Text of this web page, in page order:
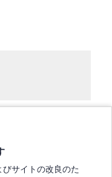
サイトの改良のた